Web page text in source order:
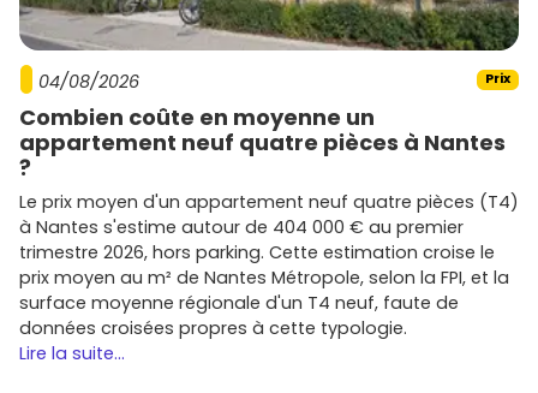
04/08/2026 Prix
Combien coûte en moyenne un
appartement neuf quatre pièces à Nantes
?
Le prix moyen d'un appartement neuf quatre pièces (T4)
à Nantes s'estime autour de 404 000 € au premier
trimestre 2026, hors parking. Cette estimation croise le
prix moyen au m² de Nantes Métropole, selon la FPI, et la
surface moyenne régionale d'un T4 neuf, faute de
données croisées propres à cette typologie.
Lire la suite...